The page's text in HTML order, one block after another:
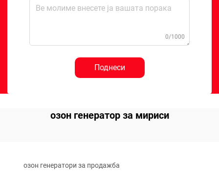
0/1000
Поднеси
озон генератор за мириси
озон генератори за продажба